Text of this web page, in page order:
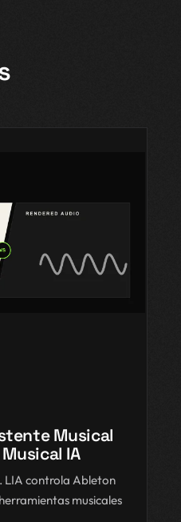
Musical
IA
LIA controla Ableton
musicales